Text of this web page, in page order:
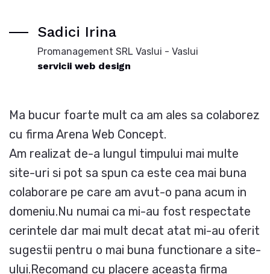
Sadici Irina
Promanagement SRL Vaslui - Vaslui
servicii web design
Ma bucur foarte mult ca am ales sa colaborez
cu firma Arena Web Concept.
Am realizat de-a lungul timpului mai multe
site-uri si pot sa spun ca este cea mai buna
colaborare pe care am avut-o pana acum in
domeniu.Nu numai ca mi-au fost respectate
cerintele dar mai mult decat atat mi-au oferit
sugestii pentru o mai buna functionare a site-
ului.Recomand cu placere aceasta firma